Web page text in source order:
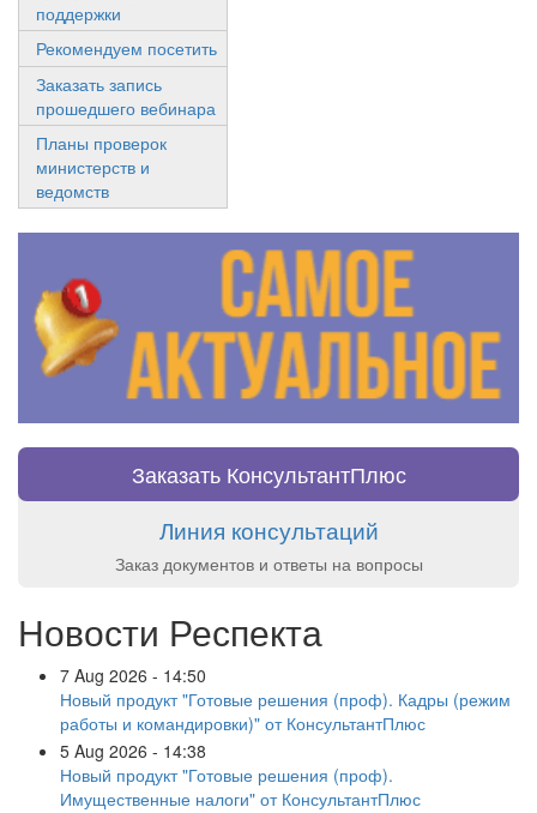
поддержки
Рекомендуем посетить
Заказать запись
прошедшего вебинара
Планы проверок
министерств и
ведомств
Заказать КонсультантПлюс
Линия консультаций
Заказ документов и ответы на вопросы
Новости Респекта
7 Aug 2026 - 14:50
Новый продукт "Готовые решения (проф). Кадры (режим
работы и командировки)" от КонсультантПлюс
5 Aug 2026 - 14:38
Новый продукт "Готовые решения (проф).
Имущественные налоги" от КонсультантПлюс